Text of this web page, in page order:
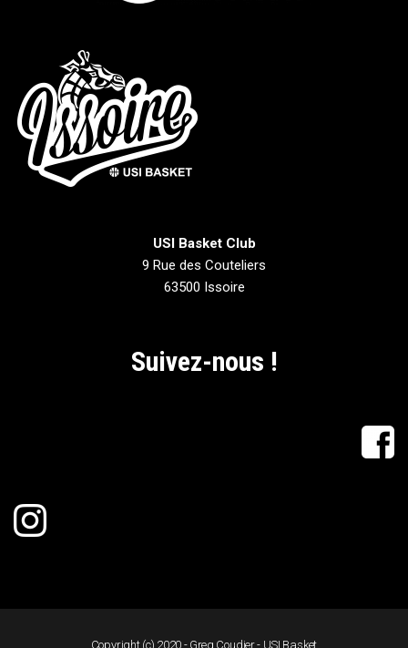
USI Basket Club
9 Rue des Couteliers
63500 Issoire
Suivez-nous !
Copyright (c) 2020 - Greg Coudier - USI Basket